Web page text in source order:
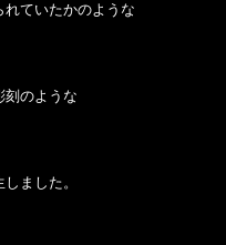
ていたかのような
のような
ました。